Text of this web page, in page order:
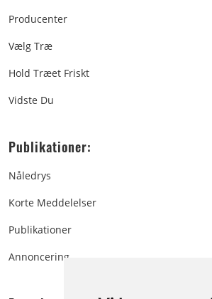
Producenter
Vælg Træ
Hold Træet Friskt
Vidste Du
Publikationer:
Nåledrys
Korte Meddelelser
Publikationer
Annoncering